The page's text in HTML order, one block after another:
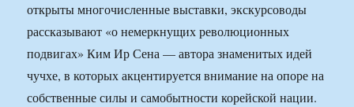
открыты многочисленные выставки, экскурсоводы
рассказывают «о немеркнущих революционных
подвигах» Ким Ир Сена — автора знаменитых идей
чучхе, в которых акцентируется внимание на опоре на
собственные силы и самобытности корейской нации.